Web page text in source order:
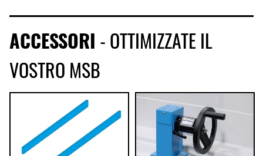
ACCESSORI - OTTIMIZZATE IL
VOSTRO MSB